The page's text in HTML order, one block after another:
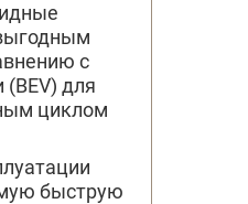
с
для
циклом
быструю